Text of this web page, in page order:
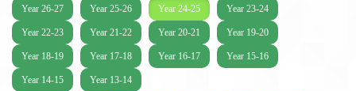
Year 26-27 Year 25-26 Year 24-25 Year 23-24
Year 22-23 Year 21-22 Year 20-21 Year 19-20
Year 18-19 Year 17-18 Year 16-17 Year 15-16
Year 14-15 Year 13-14